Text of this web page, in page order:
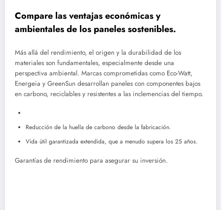
Compare las ventajas económicas y
ambientales de los paneles sostenibles.
Más allá del rendimiento, el origen y la durabilidad de los
materiales son fundamentales, especialmente desde una
perspectiva ambiental. Marcas comprometidas como Eco-Watt,
Energeia y GreenSun desarrollan paneles con componentes bajos
en carbono, reciclables y resistentes a las inclemencias del tiempo.
Reducción de la huella de carbono desde la fabricación.
Vida útil garantizada extendida, que a menudo supera los 25 años.
Garantías de rendimiento para asegurar su inversión.